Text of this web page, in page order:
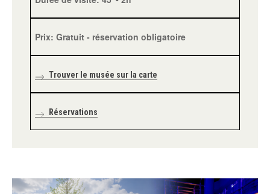
Prix: Gratuit - réservation obligatoire
Trouver le musée sur la carte
Réservations